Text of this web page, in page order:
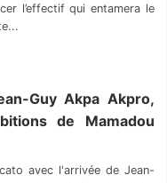
l’effectif qui entamera le
Guy Akpa Akpro,
de Mamadou
avec l'arrivée de Jean-